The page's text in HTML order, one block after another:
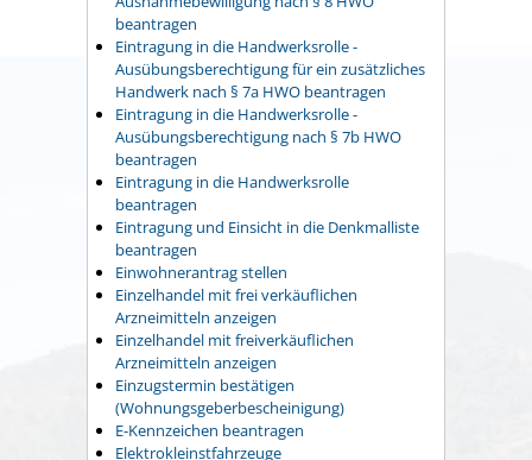
beantragen
Eintragung in die Handwerksrolle -
Ausübungsberechtigung für ein zusätzliches
Handwerk nach § 7a HWO beantragen
Eintragung in die Handwerksrolle -
Ausübungsberechtigung nach § 7b HWO
beantragen
Eintragung in die Handwerksrolle
beantragen
Eintragung und Einsicht in die Denkmalliste
beantragen
Einwohnerantrag stellen
Einzelhandel mit frei verkäuflichen
Arzneimitteln anzeigen
Einzelhandel mit freiverkäuflichen
Arzneimitteln anzeigen
Einzugstermin bestätigen
(Wohnungsgeberbescheinigung)
E-Kennzeichen beantragen
Elektrokleinstfahrzeuge